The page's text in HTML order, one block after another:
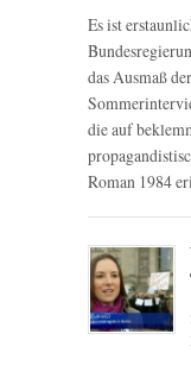
Es ist
das Ausmaß
die auf
Roman 1984